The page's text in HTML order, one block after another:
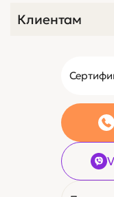
Клиентам